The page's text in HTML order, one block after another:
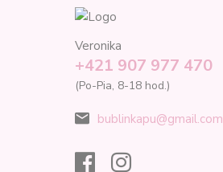
Veronika
+421 907 977 470
(Po-Pia, 8-18 hod.)
bublinkapu@gmail.com